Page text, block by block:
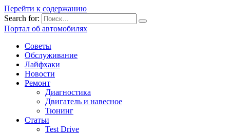
Перейти к содержанию
Search for:
Портал об автомобилях
Советы
Обслуживание
Лайфхаки
Новости
Ремонт
Диагностика
Двигатель и навесное
Тюнинг
Статьи
Test Drive